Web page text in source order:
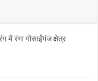
में रंगा गोसाईंगंज क्षेत्र